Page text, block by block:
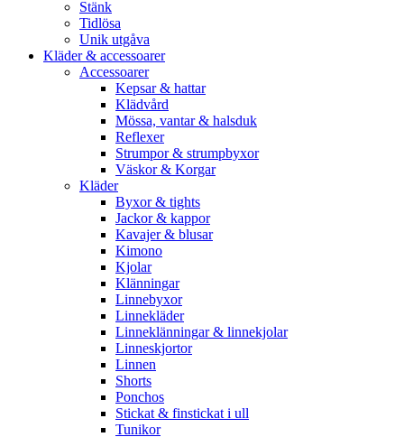
Stänk
Tidlösa
Unik utgåva
Kläder & accessoarer
Accessoarer
Kepsar & hattar
Klädvård
Mössa, vantar & halsduk
Reflexer
Strumpor & strumpbyxor
Väskor & Korgar
Kläder
Byxor & tights
Jackor & kappor
Kavajer & blusar
Kimono
Kjolar
Klänningar
Linnebyxor
Linnekläder
Linneklänningar & linnekjolar
Linneskjortor
Linnen
Shorts
Ponchos
Stickat & finstickat i ull
Tunikor